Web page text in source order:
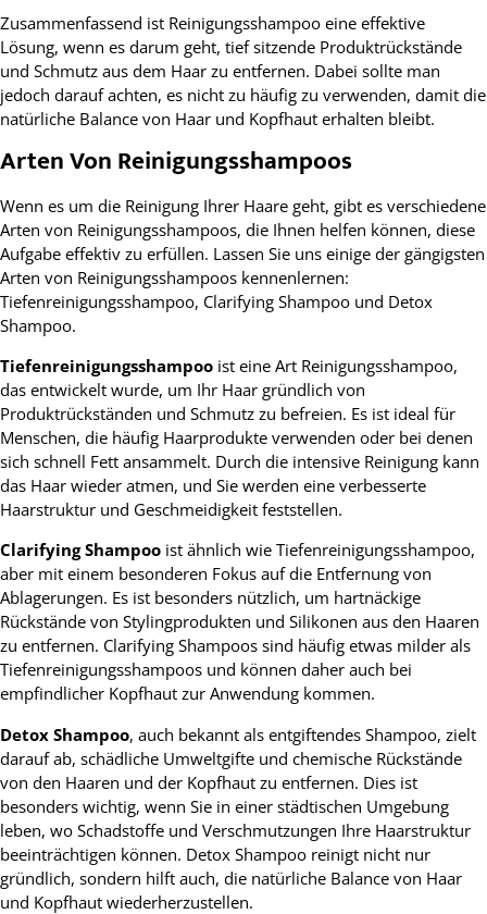
Zusammenfassend ist Reinigungsshampoo eine effektive
Lösung, wenn es darum geht, tief sitzende Produktrückstände
und Schmutz aus dem Haar zu entfernen. Dabei sollte man
jedoch darauf achten, es nicht zu häufig zu verwenden, damit die
natürliche Balance von Haar und Kopfhaut erhalten bleibt.
Arten Von Reinigungsshampoos
Wenn es um die Reinigung Ihrer Haare geht, gibt es verschiedene
Arten von Reinigungsshampoos, die Ihnen helfen können, diese
Aufgabe effektiv zu erfüllen. Lassen Sie uns einige der gängigsten
Arten von Reinigungsshampoos kennenlernen:
Tiefenreinigungsshampoo, Clarifying Shampoo und Detox
Shampoo.
Tiefenreinigungsshampoo ist eine Art Reinigungsshampoo,
das entwickelt wurde, um Ihr Haar gründlich von
Produktrückständen und Schmutz zu befreien. Es ist ideal für
Menschen, die häufig Haarprodukte verwenden oder bei denen
sich schnell Fett ansammelt. Durch die intensive Reinigung kann
das Haar wieder atmen, und Sie werden eine verbesserte
Haarstruktur und Geschmeidigkeit feststellen.
Clarifying Shampoo ist ähnlich wie Tiefenreinigungsshampoo,
aber mit einem besonderen Fokus auf die Entfernung von
Ablagerungen. Es ist besonders nützlich, um hartnäckige
Rückstände von Stylingprodukten und Silikonen aus den Haaren
zu entfernen. Clarifying Shampoos sind häufig etwas milder als
Tiefenreinigungsshampoos und können daher auch bei
empfindlicher Kopfhaut zur Anwendung kommen.
Detox Shampoo, auch bekannt als entgiftendes Shampoo, zielt
darauf ab, schädliche Umweltgifte und chemische Rückstände
von den Haaren und der Kopfhaut zu entfernen. Dies ist
besonders wichtig, wenn Sie in einer städtischen Umgebung
leben, wo Schadstoffe und Verschmutzungen Ihre Haarstruktur
beeinträchtigen können. Detox Shampoo reinigt nicht nur
gründlich, sondern hilft auch, die natürliche Balance von Haar
und Kopfhaut wiederherzustellen.